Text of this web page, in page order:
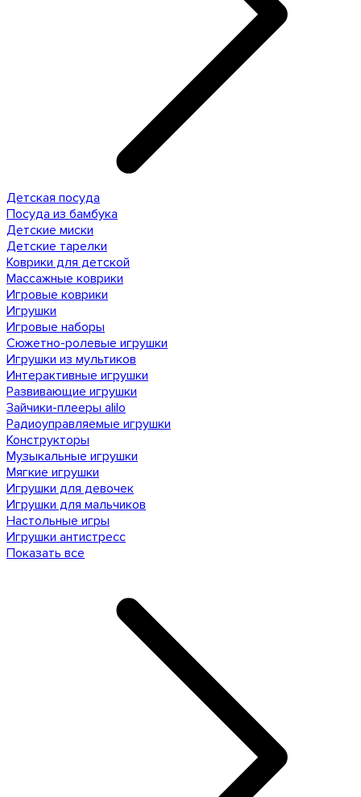
Детская посуда
Посуда из бамбука
Детские миски
Детские тарелки
Коврики для детской
Массажные коврики
Игровые коврики
Игрушки
Игровые наборы
Сюжетно-ролевые игрушки
Игрушки из мультиков
Интерактивные игрушки
Развивающие игрушки
Зайчики-плееры alilo
Радиоуправляемые игрушки
Конструкторы
Музыкальные игрушки
Мягкие игрушки
Игрушки для девочек
Игрушки для мальчиков
Настольные игры
Игрушки антистресс
Показать все